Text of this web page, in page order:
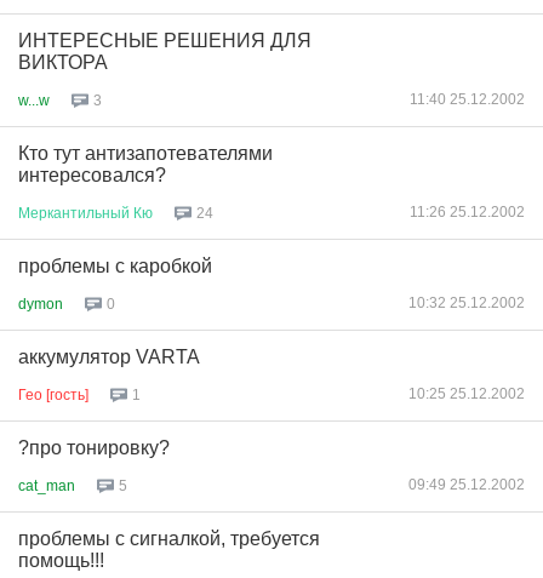
ИНТЕРЕСНЫЕ РЕШЕНИЯ ДЛЯ
ВИКТОРА
w...w 3 11:40 25.12.2002
Кто тут антизапотевателями
интересовался?
Меркантильный Кю 24 11:26 25.12.2002
проблемы с каробкой
dymon 0 10:32 25.12.2002
аккумулятор VARTA
Гео [гость] 1 10:25 25.12.2002
?про тонировку?
cat_man 5 09:49 25.12.2002
проблемы с сигналкой, требуется
помощь!!!